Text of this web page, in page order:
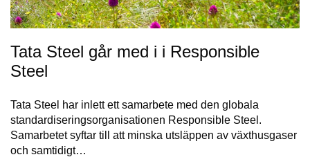
Tata Steel går med i i Responsible
Steel
Tata Steel har inlett ett samarbete med den globala
standardiseringsorganisationen Responsible Steel.
Samarbetet syftar till att minska utsläppen av växthusgaser
och samtidigt…